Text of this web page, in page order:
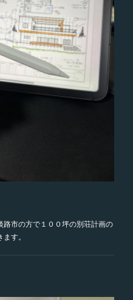
市の方で１００坪の別荘計画の
す。